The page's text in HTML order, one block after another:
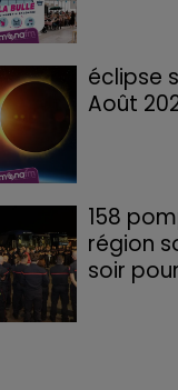
éclipse
Août
158
région
soir